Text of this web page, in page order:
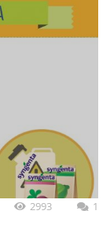
2993 1